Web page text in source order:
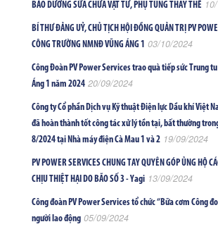
BẢO DƯỠNG SỬA CHỮA VẬT TƯ, PHỤ TÙNG THAY THẾ
BÍ THƯ ĐẢNG UỶ, CHỦ TỊCH HỘI ĐỒNG QUẢN TRỊ PV
CÔNG TRƯỜNG NMNĐ VŨNG ÁNG 1 03/10/2024
Công Đoàn PV Power Services trao quà tiếp sức Trung
Áng 1 năm 2024 20/09/2024
Công ty Cổ phần Dịch vụ Kỹ thuật Điện lực Dầu khí Việt
đã hoàn thành tốt công tác xử lý tồn tại, bất thường
8/2024 tại Nhà máy điện Cà Mau 1 và 2 19/09/2024
PV POWER SERVICES CHUNG TAY QUYÊN GÓP ỦNG HỘ
CHỊU THIỆT HẠI DO BÃO SỐ 3 - Yagi 13/09/2024
Công đoàn PV Power Services tổ chức “Bữa cơm Công
người lao động 05/09/2024